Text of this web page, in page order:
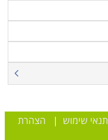
תנאי שימוש | הצהרת